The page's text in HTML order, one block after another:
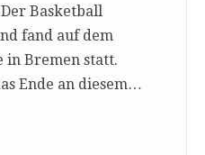
Basketball
fand auf dem
in Bremen statt.
Ende an diesem…